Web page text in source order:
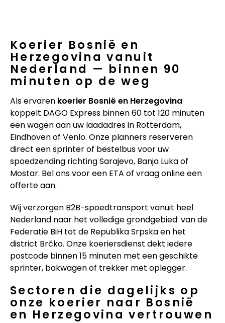
Koerier Bosnië en
Herzegovina vanuit
Nederland — binnen 90
minuten op de weg
Als ervaren koerier Bosnië en Herzegovina
koppelt DAGO Express binnen 60 tot 120 minuten
een wagen aan uw laadadres in Rotterdam,
Eindhoven of Venlo. Onze planners reserveren
direct een sprinter of bestelbus voor uw
spoedzending richting Sarajevo, Banja Luka of
Mostar. Bel ons voor een ETA of vraag online een
offerte aan.
Wij verzorgen B2B-spoedtransport vanuit heel
Nederland naar het volledige grondgebied: van de
Federatie BiH tot de Republika Srpska en het
district Brčko. Onze koeriersdienst dekt iedere
postcode binnen 15 minuten met een geschikte
sprinter, bakwagen of trekker met oplegger.
Sectoren die dagelijks op
onze koerier naar Bosnië
en Herzegovina vertrouwen